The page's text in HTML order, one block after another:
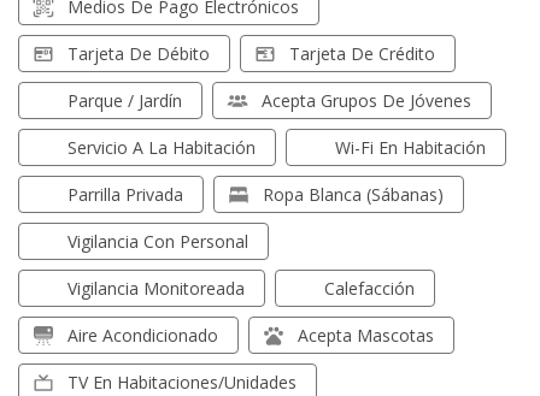
Medios De Pago Electrónicos
Tarjeta De Débito Tarjeta De Crédito
Parque / Jardín Acepta Grupos De Jóvenes
Servicio A La Habitación Wi-Fi En Habitación
Parrilla Privada Ropa Blanca (sábanas)
Vigilancia Con Personal
Vigilancia Monitoreada Calefacción
Aire Acondicionado Acepta Mascotas
TV En Habitaciones/unidades